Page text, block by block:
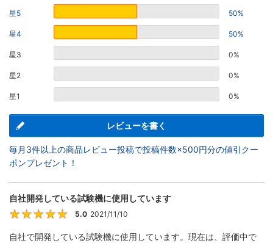
星5 50%
星4 50%
星3 0%
星2 0%
星1 0%
レビューを書く
毎月3件以上の商品レビュー投稿で投稿件数×500円分の値引クー
ポンプレゼント！
自社開発している試験機に使用しています
5.0 2021/11/10
自社で開発している試験機に使用しています。現在は、評価中で